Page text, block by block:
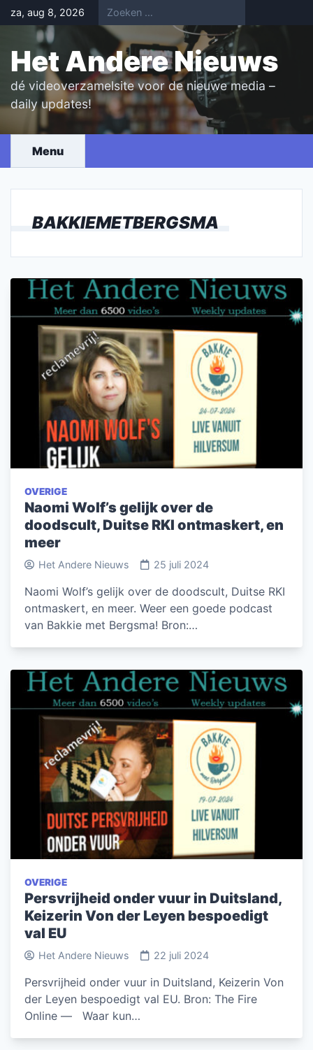
Skip
to
content
za, aug 8, 2026
Het Andere Nieuws
dé videoverzamelsite voor de nieuwe media –
daily updates!
Menu
BAKKIEMETBERGSMA
OVERIGE
Naomi Wolf’s gelijk over de
doodscult, Duitse RKI ontmaskert, en
meer
Het Andere Nieuws 25 juli 2024
Naomi Wolf’s gelijk over de doodscult, Duitse RKI
ontmaskert, en meer. Weer een goede podcast
van Bakkie met Bergsma! Bron:…
OVERIGE
Persvrijheid onder vuur in Duitsland,
Keizerin Von der Leyen bespoedigt
val EU
Het Andere Nieuws 22 juli 2024
Persvrijheid onder vuur in Duitsland, Keizerin Von
der Leyen bespoedigt val EU. Bron: The Fire
Online — Waar kun…